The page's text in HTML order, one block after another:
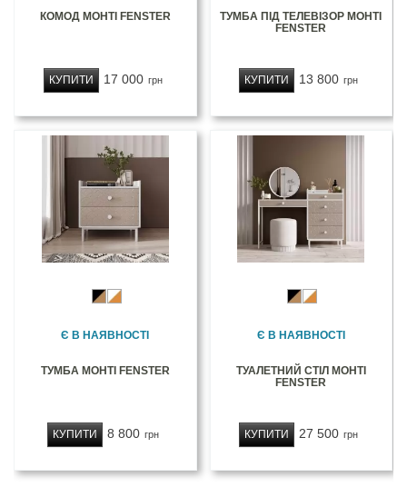
КОМОД МОНТІ FENSTER
17 000 грн
КУПИТИ
ТУМБА ПІД ТЕЛЕВІЗОР МОНТІ
FENSTER
13 800 грн
КУПИТИ
Є В НАЯВНОСТІ
ТУМБА МОНТІ FENSTER
8 800 грн
КУПИТИ
Є В НАЯВНОСТІ
ТУАЛЕТНИЙ СТІЛ МОНТІ
FENSTER
27 500 грн
КУПИТИ